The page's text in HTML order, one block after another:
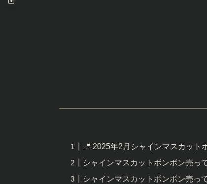
📍 2025年2月シャインマスカッ
シャインマスカットボンボン売っ
シャインマスカットボンボン売っ